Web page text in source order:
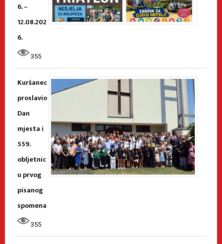
6. –
12.08.202
6.
355
Kuršanec
proslavio
Dan
mjesta i
559.
obljetnic
u prvog
pisanog
spomena
355